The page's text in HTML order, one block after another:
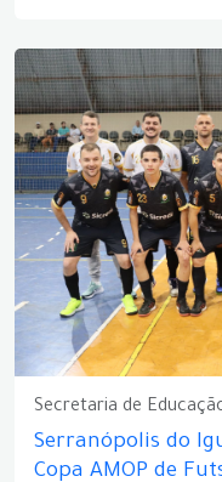
Secretaria de
Serranópolis do
Copa AMOP de